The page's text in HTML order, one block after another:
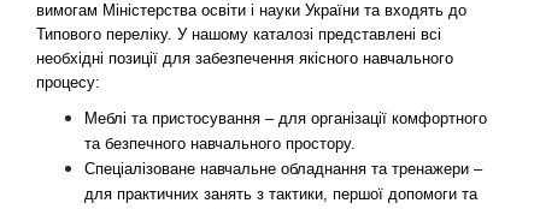
вимогам Міністерства освіти і науки України та входять до
Типового переліку. У нашому каталозі представлені всі
необхідні позиції для забезпечення якісного навчального
процесу:
Меблі та пристосування – для організації комфортного
та безпечного навчального простору.
Спеціалізоване навчальне обладнання та тренажери –
для практичних занять з тактики, першої допомоги та